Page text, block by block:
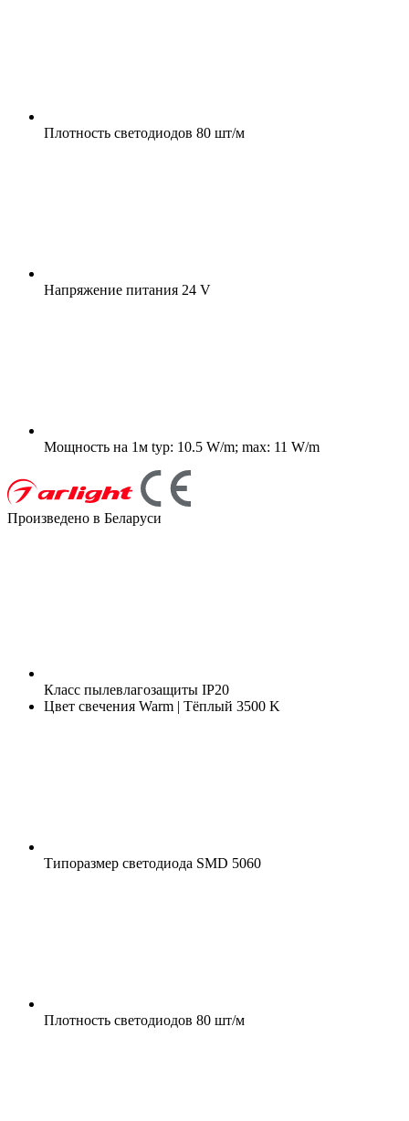
Плотность светодиодов 80 шт/м
Напряжение питания 24 V
Мощность на 1м typ: 10.5 W/m; max: 11 W/m
Произведено в Беларуси
Класс пылевлагозащиты IP20
Цвет свечения Warm | Тёплый 3500 K
Типоразмер светодиода SMD 5060
Плотность светодиодов 80 шт/м